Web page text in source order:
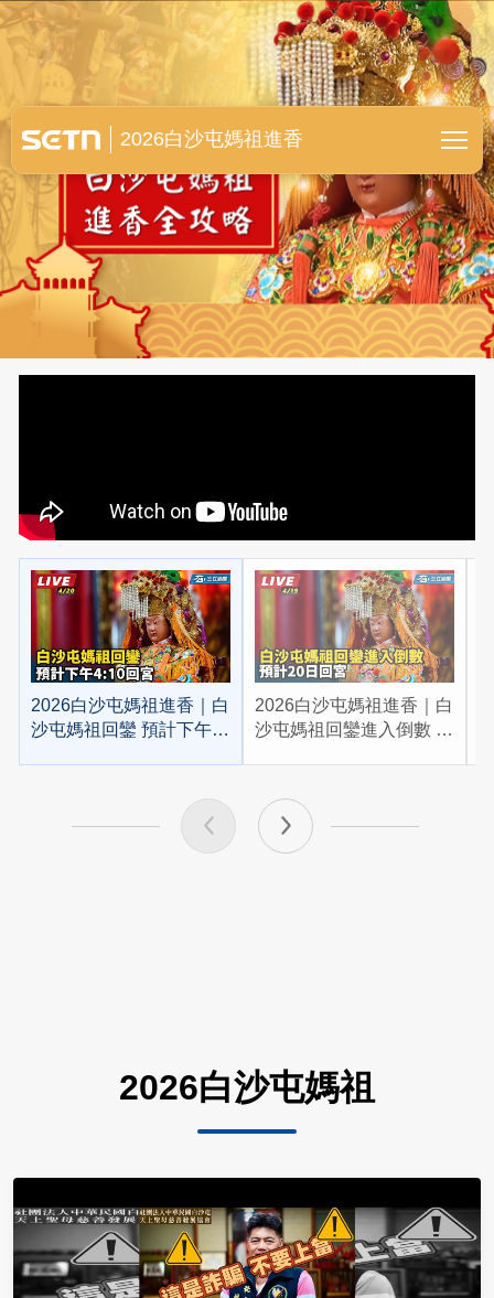
白沙屯媽祖進香全紀錄
2026白沙屯媽祖進香
2026白沙屯媽祖進香｜白
沙屯媽祖回鑾 預計下午
2026白沙屯媽祖進香｜白
沙屯媽祖回鑾進入倒數 預
2026白沙屯媽祖